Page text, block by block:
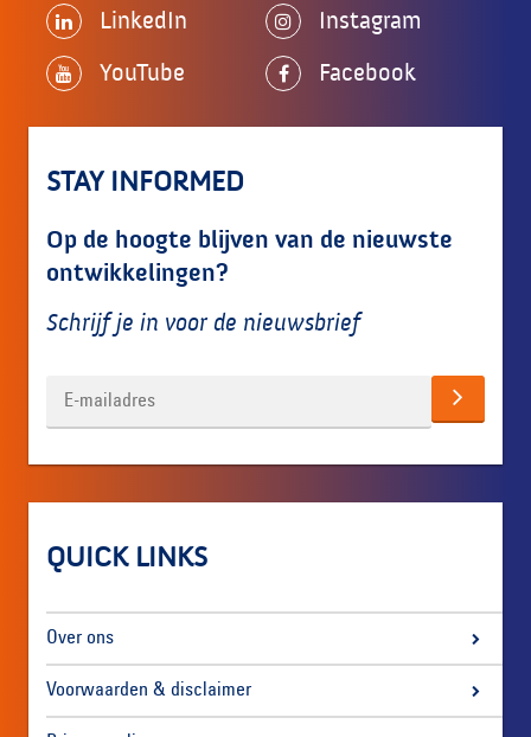
LinkedIn
Instagram
YouTube
Facebook
STAY INFORMED
Op de hoogte blijven van de nieuwste
ontwikkelingen?
Schrijf je in voor de nieuwsbrief
QUICK LINKS
Over ons
Voorwaarden & disclaimer